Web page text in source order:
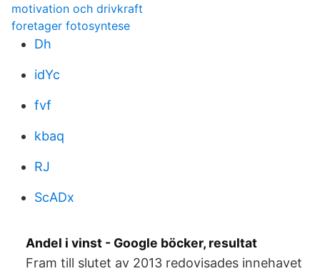
motivation och drivkraft
foretager fotosyntese
Dh
idYc
fvf
kbaq
RJ
ScADx
Andel i vinst - Google böcker, resultat
Fram till slutet av 2013 redovisades innehavet